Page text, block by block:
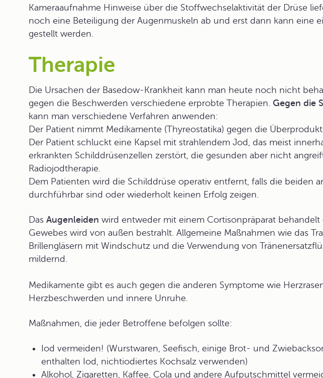
Kameraaufnahme Hinweise über die Stoffwechselaktivität der Drüse
noch eine Beteiligung der Augenmuskeln ab und erst dann kann eine
gestellt werden.
Therapie
Die Ursachen der Basedow-Krankheit kann man heute noch nicht
gegen die Beschwerden verschiedene erprobte Therapien. Gegen die
kann man verschiedene Verfahren anwenden:
Der Patient nimmt Medikamente (Thyreostatika) gegen die
Der Patient schluckt eine Kapsel mit strahlendem Jod, das meist
erkrankten Schilddrüsenzellen zerstört, die gesunden aber nicht
Radiojodtherapie.
Dem Patienten wird die Schilddrüse operativ entfernt, falls die beiden
durchführbar sind oder wiederholt keinen Erfolg zeigen.
Das Augenleiden wird entweder mit einem Cortisonpräparat behandelt
Gewebes wird von außen bestrahlt. Allgemeine Maßnahmen wie das
Brillengläsern mit Windschutz und die Verwendung von
mildernd.
Medikamente gibt es auch gegen die anderen Symptome wie
Herzbeschwerden und innere Unruhe.
Maßnahmen, die jeder Betroffene befolgen sollte:
Iod vermeiden! (Wurstwaren, Seefisch, einige Brot- und
enthalten Iod, nichtiodiertes Kochsalz verwenden)
Alkohol, Zigaretten, Kaffee, Cola und andere Aufputschmittel